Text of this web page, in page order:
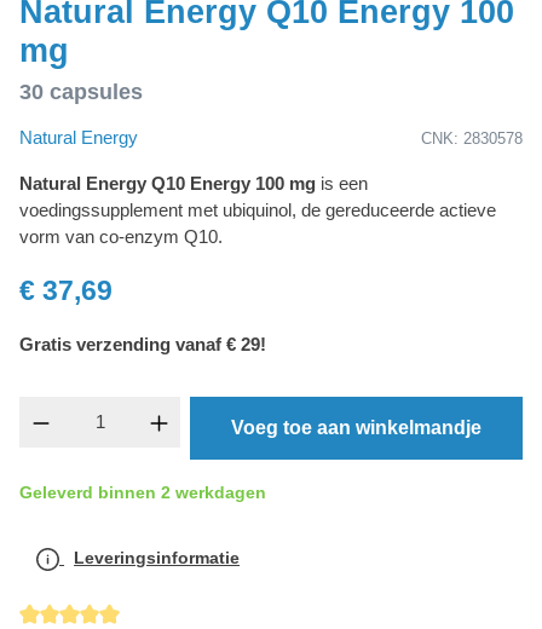
Natural Energy Q10 Energy 100
mg
30 capsules
Natural Energy CNK: 2830578
Natural Energy Q10 Energy 100 mg is een
voedingssupplement met ubiquinol, de gereduceerde actieve
vorm van co-enzym Q10.
€ 37,69
Gratis verzending vanaf € 29!
Producthoeveelheid: Voer de gewenste
Voeg toe aan winkelmandje
Geleverd binnen 2 werkdagen
Leveringsinformatie